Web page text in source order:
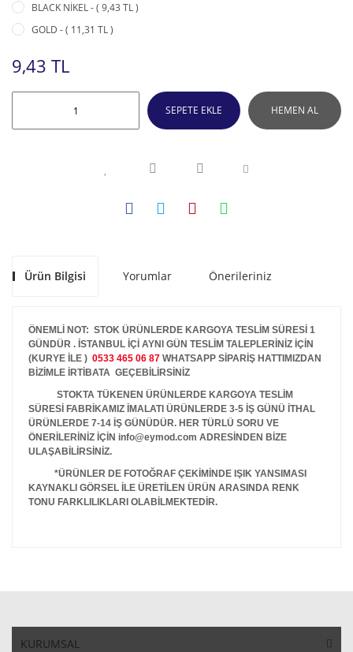
BLACK NİKEL - ( 9,43 TL )
GOLD - ( 11,31 TL )
9,43 TL
SEPETE EKLE HEMEN AL
Ürün Bilgisi Yorumlar Önerileriniz
ÖNEMLİ NOT: STOK ÜRÜNLERDE KARGOYA TESLİM SÜRESİ 1
GÜNDÜR . İSTANBUL İÇİ AYNI GÜN TESLİM TALEPLERİNİZ İÇİN
(KURYE İLE ) 0533 465 06 87 WHATSAPP SİPARİŞ HATTIMIZDAN
BİZİMLE İRTİBATA GEÇEBİLİRSİNİZ
STOKTA TÜKENEN ÜRÜNLERDE KARGOYA TESLİM
SÜRESİ FABRİKAMIZ İMALATI ÜRÜNLERDE 3-5 İŞ GÜNÜ İTHAL
ÜRÜNLERDE 7-14 İŞ GÜNÜDÜR. HER TÜRLÜ SORU VE
ÖNERİLERİNİZ İÇİN info@eymod.com ADRESİNDEN BİZE
ULAŞABİLİRSİNİZ.
*ÜRÜNLER DE FOTOĞRAF ÇEKİMİNDE IŞIK YANSIMASI
KAYNAKLI GÖRSEL İLE ÜRETİLEN ÜRÜN ARASINDA RENK
TONU FARKLILIKLARI OLABİLMEKTEDİR.
KURUMSAL